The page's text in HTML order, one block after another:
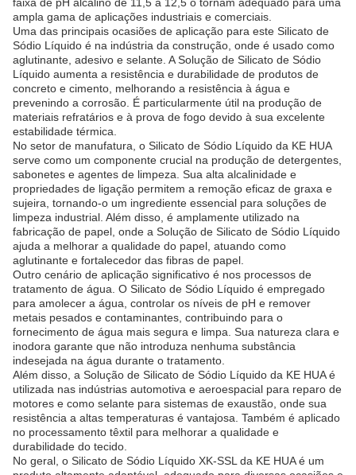
ampla gama de aplicações industriais e comerciais.
Uma das principais ocasiões de aplicação para este Silicato de
Sódio Líquido é na indústria da construção, onde é usado como
aglutinante, adesivo e selante. A Solução de Silicato de Sódio
Líquido aumenta a resistência e durabilidade de produtos de
concreto e cimento, melhorando a resistência à água e
prevenindo a corrosão. É particularmente útil na produção de
materiais refratários e à prova de fogo devido à sua excelente
estabilidade térmica.
No setor de manufatura, o Silicato de Sódio Líquido da KE HUA
serve como um componente crucial na produção de detergentes,
sabonetes e agentes de limpeza. Sua alta alcalinidade e
propriedades de ligação permitem a remoção eficaz de graxa e
sujeira, tornando-o um ingrediente essencial para soluções de
limpeza industrial. Além disso, é amplamente utilizado na
fabricação de papel, onde a Solução de Silicato de Sódio Líquido
ajuda a melhorar a qualidade do papel, atuando como
aglutinante e fortalecedor das fibras de papel.
Outro cenário de aplicação significativo é nos processos de
tratamento de água. O Silicato de Sódio Líquido é empregado
para amolecer a água, controlar os níveis de pH e remover
metais pesados e contaminantes, contribuindo para o
fornecimento de água mais segura e limpa. Sua natureza clara e
inodora garante que não introduza nenhuma substância
indesejada na água durante o tratamento.
Além disso, a Solução de Silicato de Sódio Líquido da KE HUA é
utilizada nas indústrias automotiva e aeroespacial para reparo de
motores e como selante para sistemas de exaustão, onde sua
resistência a altas temperaturas é vantajosa. Também é aplicado
no processamento têxtil para melhorar a qualidade e
durabilidade do tecido.
No geral, o Silicato de Sódio Líquido XK-SSL da KE HUA é um